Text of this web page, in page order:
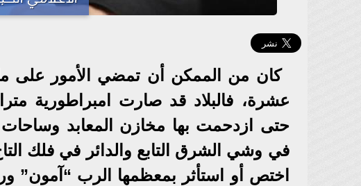
كان من الممكن أن تمضي الأمور على
عشرة، فالبلاد قد صارت امبراطورية
حتى ازدحمت بها مخازن المعابد وساحات
في وشي الشرق التابع والدائر في فلك
اختص أو استأثر بمعظمها الرب “آمون”